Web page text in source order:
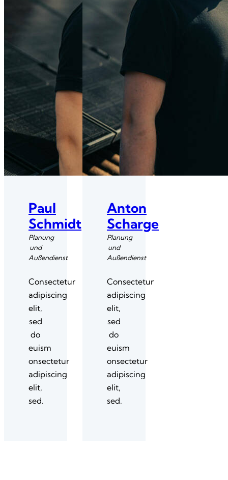
Paul
Schmidt
Planung
und
Außendienst
Consectetur
adipiscing
elit,
sed
do
euism
onsectetur
adipiscing
elit,
sed.
Anton
Scharge
Planung
und
Außendienst
Consectetur
adipiscing
elit,
sed
do
euism
onsectetur
adipiscing
elit,
sed.